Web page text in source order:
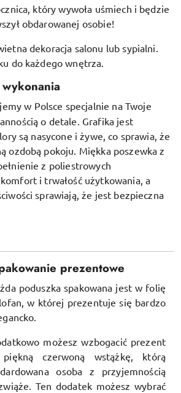
który wywoła uśmiech i będzie
obdarowanej osobie!
dekoracja salonu lub sypialni.
do każdego wnętrza.
w Polsce specjalnie na Twoje
o detale. Grafika jest
są nasycone i żywe, co sprawia, że
ozdobą pokoju. Miękka poszewka z
z poliestrowych
i trwałość użytkowania, a
sprawiają, że jest bezpieczna
prezentowe
poduszka spakowana jest w folię
w której prezentuje się bardzo
możesz wzbogacić prezent
czerwoną wstążkę, którą
osoba z przyjemnością
Ten dodatek możesz wybrać